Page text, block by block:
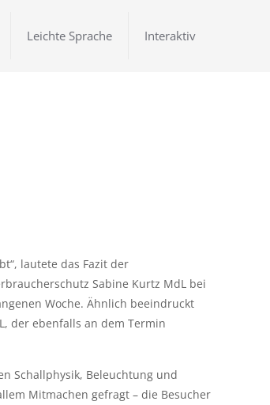
Leichte Sprache Interaktiv
lautete das Fazit der
Sabine Kurtz MdL bei
Woche. Ähnlich beeindruckt
der ebenfalls an dem Termin
Schallphysik, Beleuchtung und
Mitmachen gefragt – die Besucher